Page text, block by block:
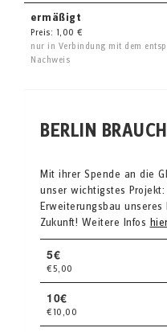
ermäßigt
Preis: 1,00 €
nur in Verbindung mit dem
Nachweis
BERLIN
Mit ihrer Spende an die
unser wichtigstes
Erweiterungsbau
Zukunft! Weitere Infos hier
5€
€5,00
10€
€10,00